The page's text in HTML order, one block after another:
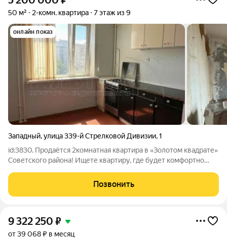
50 м² 2-комн. квартира 7 этаж из 9
онлайн показ
Западный,улица 339-й Стрелковой Дивизии,1
id:3830. Продаётся 2комнатная квартира в «Золотом квадрате»
Советского района! Ищете квартиру, где будет комфортно
9этажном крупнопанельном доме. Что внутри: две
Позвонить
9 322 250 ₽
от 39 068 ₽ в месяц